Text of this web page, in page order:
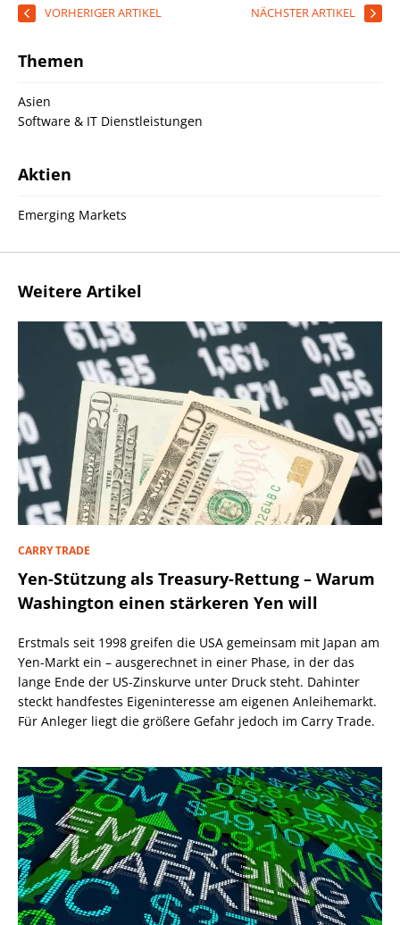
VORHERIGER ARTIKEL NÄCHSTER ARTIKEL
Themen
Asien
Software & IT Dienstleistungen
Aktien
Emerging Markets
Weitere Artikel
CARRY TRADE
Yen-Stützung als Treasury-Rettung – Warum
Washington einen stärkeren Yen will
Erstmals seit 1998 greifen die USA gemeinsam mit Japan am
Yen-Markt ein – ausgerechnet in einer Phase, in der das
lange Ende der US-Zinskurve unter Druck steht. Dahinter
steckt handfestes Eigeninteresse am eigenen Anleihemarkt.
Für Anleger liegt die größere Gefahr jedoch im Carry Trade.